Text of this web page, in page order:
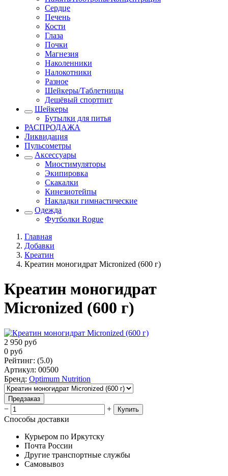
Сердце
Печень
Кости
Глаза
Почки
Магнезия
Наколенники
Налокотники
Разное
Шейкеры/Таблетницы
Дешёвый спортпит
Шейкеры
Бутылки для питья
РАСПРОДАЖА
Ликвидация
Пульсометры
Аксессуары
Миостимуляторы
Экипировка
Скакалки
Кинезиотейпы
Накладки гимнастические
Одежда
Футболки Rogue
Главная
Добавки
Креатин
Креатин моногидрат Micronized (600 г)
Креатин моногидрат
Micronized (600 г)
2 950 руб
0 руб
Рейтинг: (5.0)
Артикул: 00500
Бренд: Optimum Nutrition
Предзаказ
− + Купить
Способы доставки
Курьером по Иркутску
Почта России
Другие транспортные службы
Самовывоз